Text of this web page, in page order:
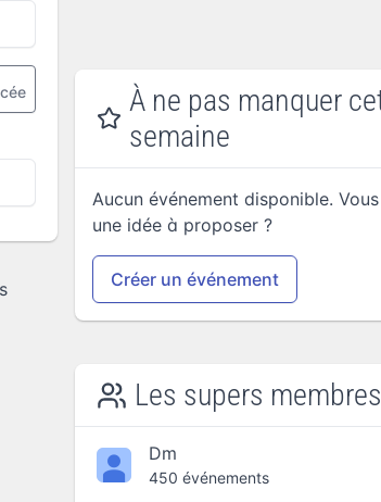
À ne pas manquer
semaine
Aucun événement disponible.
une idée à proposer ?
Créer un événement
Les supers membres
Dm
450 événements